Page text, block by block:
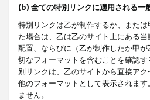
(b) 全ての特別リンクに適用される一
特別リンクは乙が制作するか、また
た場合は、乙は乙のサイト上にある
配置、ならびに（乙が制作したか甲
切なフォーマットを含むことを確認
別リンクは、乙のサイトから直接ア
他のフォーマットとして表示されま
ません。